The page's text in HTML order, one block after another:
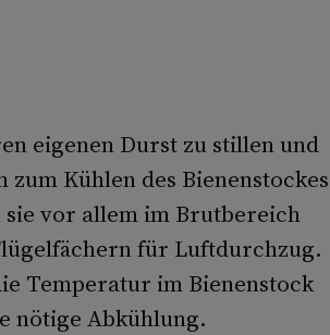
eigenen Durst zu stillen und
Kühlen des
vor allem im Brutbereich
für Luftdurchzug.
Temperatur im Bienenstock
nötige Abkühlung.